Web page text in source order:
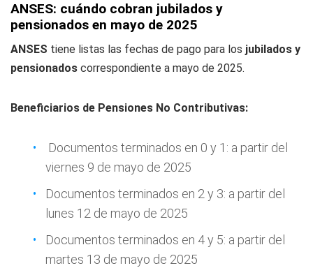
ANSES: cuándo cobran jubilados y
pensionados en mayo de 2025
ANSES tiene listas las fechas de pago para los jubilados y
pensionados correspondiente a mayo de 2025.
Beneficiarios de Pensiones No Contributivas:
Documentos terminados en 0 y 1: a partir del
viernes 9 de mayo de 2025
Documentos terminados en 2 y 3: a partir del
lunes 12 de mayo de 2025
Documentos terminados en 4 y 5: a partir del
martes 13 de mayo de 2025